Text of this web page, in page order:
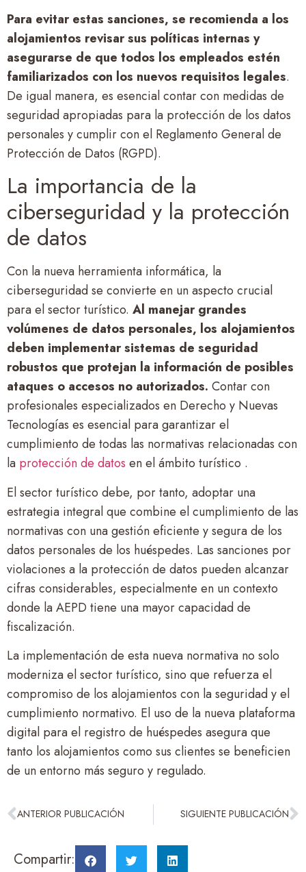
Para evitar estas sanciones, se recomienda a los
alojamientos revisar sus políticas internas y
asegurarse de que todos los empleados estén
familiarizados con los nuevos requisitos legales.
De igual manera, es esencial contar con medidas de
seguridad apropiadas para la protección de los datos
personales y cumplir con el Reglamento General de
Protección de Datos (RGPD).
La importancia de la
ciberseguridad y la protección
de datos
Con la nueva herramienta informática, la
ciberseguridad se convierte en un aspecto crucial
para el sector turístico. Al manejar grandes
volúmenes de datos personales, los alojamientos
deben implementar sistemas de seguridad
robustos que protejan la información de posibles
ataques o accesos no autorizados. Contar con
profesionales especializados en Derecho y Nuevas
Tecnologías es esencial para garantizar el
cumplimiento de todas las normativas relacionadas con
la protección de datos en el ámbito turístico .
El sector turístico debe, por tanto, adoptar una
estrategia integral que combine el cumplimiento de las
normativas con una gestión eficiente y segura de los
datos personales de los huéspedes. Las sanciones por
violaciones a la protección de datos pueden alcanzar
cifras considerables, especialmente en un contexto
donde la AEPD tiene una mayor capacidad de
fiscalización.
La implementación de esta nueva normativa no solo
moderniza el sector turístico, sino que refuerza el
compromiso de los alojamientos con la seguridad y el
cumplimiento normativo. El uso de la nueva plataforma
digital para el registro de huéspedes asegura que
tanto los alojamientos como sus clientes se beneficien
de un entorno más seguro y regulado.
ANTERIOR PUBLICACIÓN SIGUIENTE PUBLICACIÓN
Compartir: